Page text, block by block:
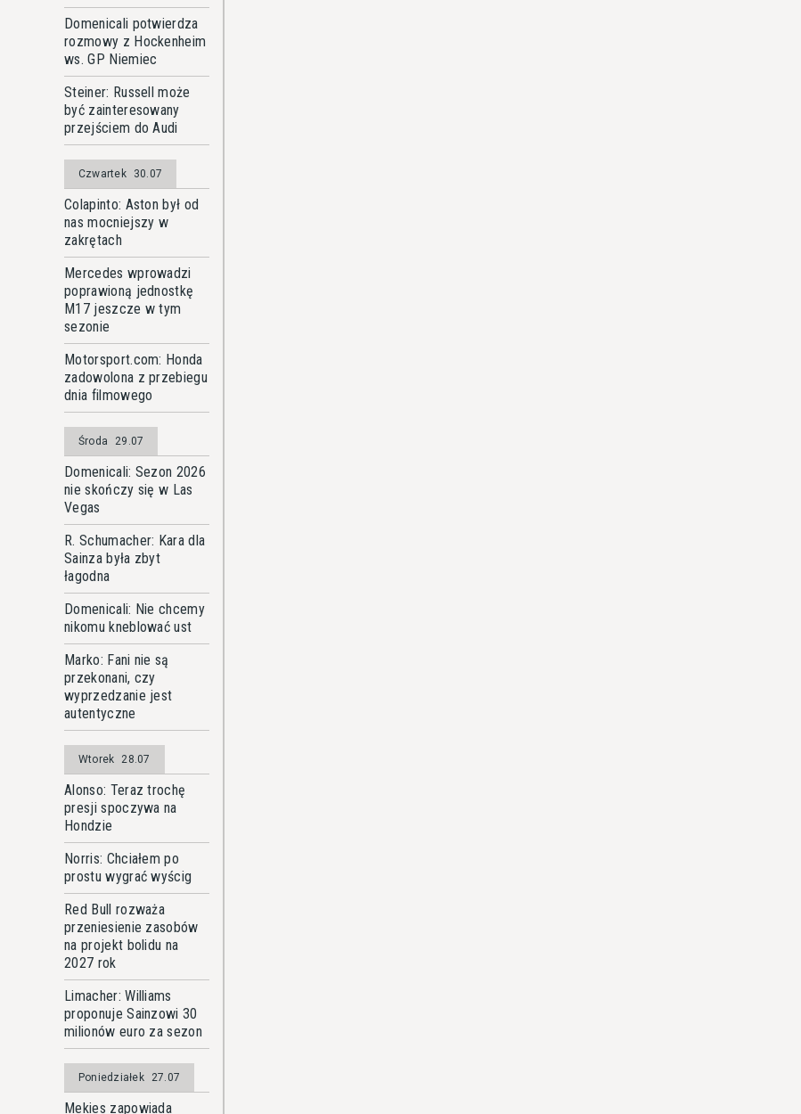
Domenicali potwierdza
rozmowy z Hockenheim
ws. GP Niemiec
Steiner: Russell może
być zainteresowany
przejściem do Audi
Czwartek 30.07
Colapinto: Aston był od
nas mocniejszy w
zakrętach
Mercedes wprowadzi
poprawioną jednostkę
M17 jeszcze w tym
sezonie
Motorsport.com: Honda
zadowolona z przebiegu
dnia filmowego
Środa 29.07
Domenicali: Sezon 2026
nie skończy się w Las
Vegas
R. Schumacher: Kara dla
Sainza była zbyt
łagodna
Domenicali: Nie chcemy
nikomu kneblować ust
Marko: Fani nie są
przekonani, czy
wyprzedzanie jest
autentyczne
Wtorek 28.07
Alonso: Teraz trochę
presji spoczywa na
Hondzie
Norris: Chciałem po
prostu wygrać wyścig
Red Bull rozważa
przeniesienie zasobów
na projekt bolidu na
2027 rok
Limacher: Williams
proponuje Sainzowi 30
milionów euro za sezon
Poniedziałek 27.07
Mekies zapowiada